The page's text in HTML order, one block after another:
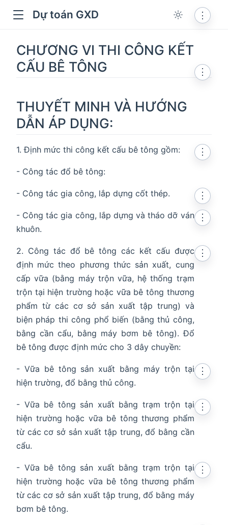
Dự toán GXD
CHƯƠNG VI THI CÔNG KẾT
CẤU BÊ TÔNG
⋮
THUYẾT MINH VÀ HƯỚNG
DẪN ÁP DỤNG:
⋮
1. Định mức thi công kết cấu bê tông gồm:
⋮
- Công tác đổ bê tông:
- Công tác gia công, lắp dựng cốt thép.
⋮
- Công tác gia công, lắp dựng và tháo dỡ ván
khuôn.
⋮
2. Công tác đổ bê tông các kết cấu được
định mức theo phương thức sản xuất, cung
cấp vữa (bằng máy trộn vữa, hệ thống trạm
trộn tại hiện trường hoặc vữa bê tông thương
phẩm từ các cơ sở sản xuất tập trung) và
biện pháp thi công phổ biến (bằng thủ công,
bằng cần cẩu, bằng máy bơm bê tông). Đổ
bê tông được định mức cho 3 dây chuyền:
⋮
- Vữa bê tông sản xuất bằng máy trộn tại
hiện trường, đổ bằng thủ công.
⋮
- Vữa bê tông sản xuất bằng trạm trộn tại
hiện trường hoặc vữa bê tông thương phẩm
từ các cơ sở sản xuất tập trung, đổ bằng cần
cẩu.
⋮
- Vữa bê tông sản xuất bằng trạm trộn tại
hiện trường hoặc vữa bê tông thương phẩm
từ các cơ sở sản xuất tập trung, đổ bằng máy
bơm bê tông.
⋮